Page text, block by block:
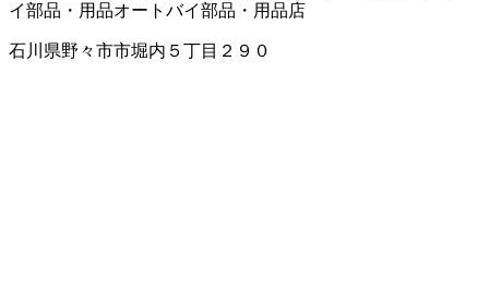
イ部品・用品オートバイ部品・用品店
石川県野々市市堀内５丁目２９０